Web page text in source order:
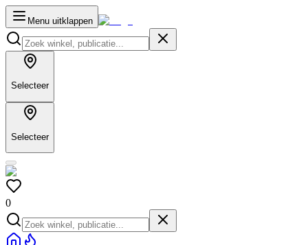
Menu uitklappen
Selecteer
Selecteer
0